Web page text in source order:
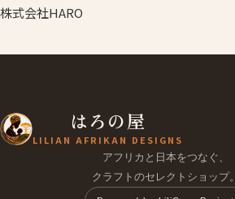
株式会社HARO
はろの屋
LILIAN AFRIKAN DESIGNS
アフリカと日本をつなぐ、
クラフトのセレクトショップ。